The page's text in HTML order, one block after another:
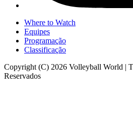
Where to Watch
Equipes
Programação
Classificação
Copyright (C) 2026 Volleyball World |
Reservados